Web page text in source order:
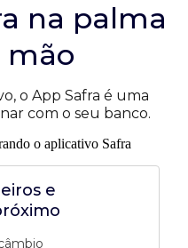
na palma
mão
o App Safra é uma
com o seu banco.
e